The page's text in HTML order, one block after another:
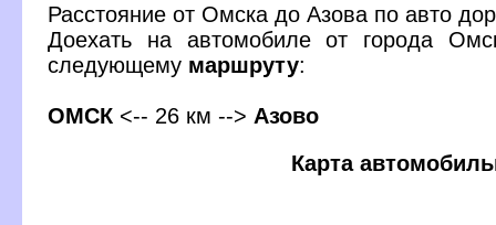
Расстояние от Омска до Азова по авто
Доехать на автомобиле от города
следующему маршруту:
ОМСК <-- 26 км --> Азово
Карта